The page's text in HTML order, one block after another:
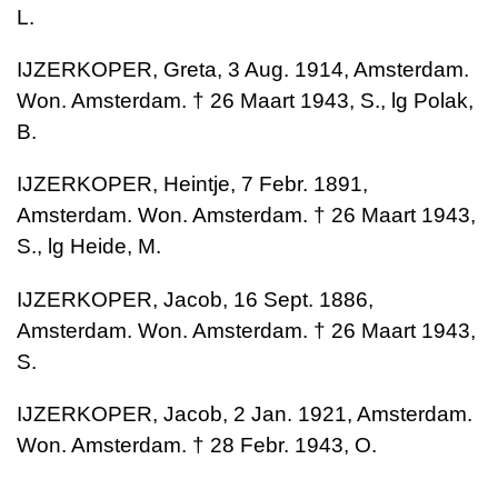
L.
IJZERKOPER, Greta, 3 Aug. 1914, Amsterdam.
Won. Amsterdam. † 26 Maart 1943, S., lg Polak,
B.
IJZERKOPER, Heintje, 7 Febr. 1891,
Amsterdam. Won. Amsterdam. † 26 Maart 1943,
S., lg Heide, M.
IJZERKOPER, Jacob, 16 Sept. 1886,
Amsterdam. Won. Amsterdam. † 26 Maart 1943,
S.
IJZERKOPER, Jacob, 2 Jan. 1921, Amsterdam.
Won. Amsterdam. † 28 Febr. 1943, O.